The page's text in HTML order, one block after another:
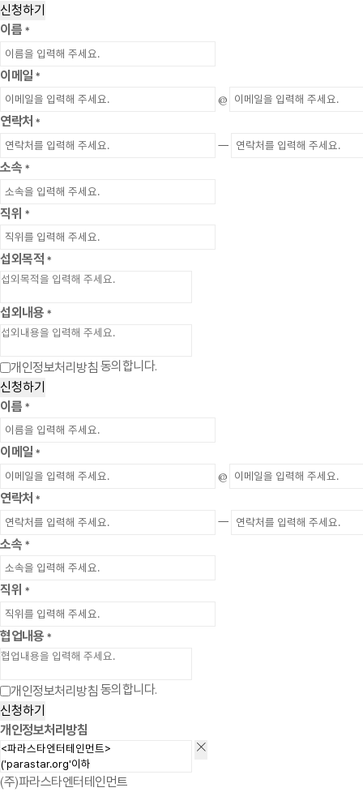
신청하기
이름*
이메일*
@
연락처*
ㅡ
소속*
직위 *
섭외목적*
섭외내용*
개인정보처리방침동의합니다.
신청하기
이름*
이메일*
@
연락처*
ㅡ
소속*
직위 *
협업내용*
개인정보처리방침동의합니다.
신청하기
개인정보처리방침
(주)파라스타엔터테인먼트